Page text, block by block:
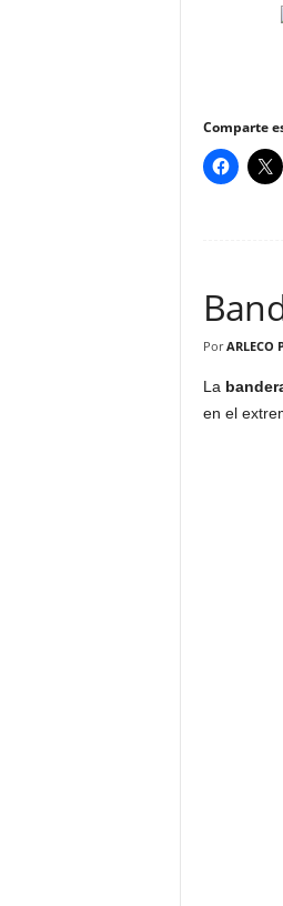
Comparte
Por ARLECO
La
en el